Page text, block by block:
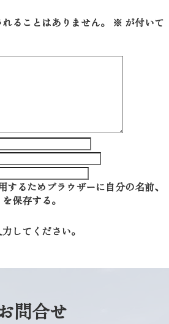
ることはありません。
※ が付いて
するためブラウザーに自分の名前、
保存する。
してください。
問合せ